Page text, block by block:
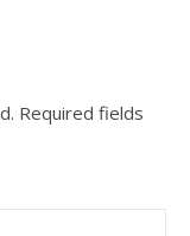
Required fields